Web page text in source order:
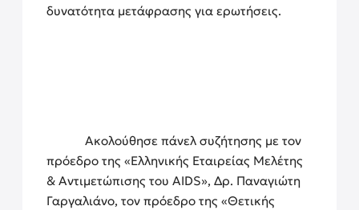
δυνατότητα μετάφρασης για ερωτήσεις.
Ακολούθησε πάνελ συζήτησης με τον
πρόεδρο της «Ελληνικής Εταιρείας Μελέτης
& Αντιμετώπισης του AIDS», Δρ. Παναγιώτη
Γαργαλιάνο, τον πρόεδρο της «Θετικής